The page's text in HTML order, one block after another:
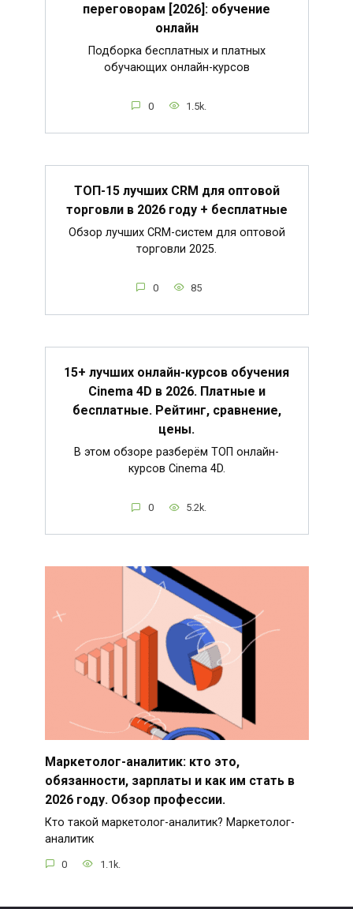
переговорам [2026]: обучение
онлайн
Подборка бесплатных и платных
обучающих онлайн-курсов
0 1.5k.
ТОП-15 лучших CRM для оптовой
торговли в 2026 году + бесплатные
Обзор лучших CRM-систем для оптовой
торговли 2025.
0 85
15+ лучших онлайн-курсов обучения
Cinema 4D в 2026. Платные и
бесплатные. Рейтинг, сравнение,
цены.
В этом обзоре разберём ТОП онлайн-
курсов Cinema 4D.
0 5.2k.
Маркетолог-аналитик: кто это,
обязанности, зарплаты и как им стать в
2026 году. Обзор профессии.
Кто такой маркетолог-аналитик? Маркетолог-
аналитик
0 1.1k.